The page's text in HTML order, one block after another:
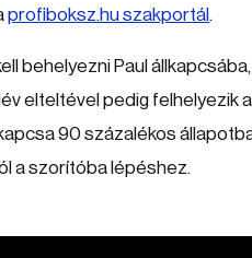
profiboksz.hu szakportál .
behelyezni Paul
elteltével pedig felhelyezik
90 százalékos
a szorítóba lépéshez.